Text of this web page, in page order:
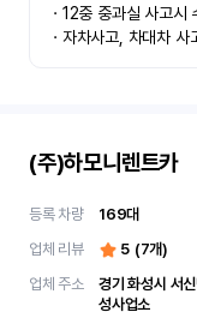
ㆍ12중 중과실 사고
ㆍ자차사고, 차대차
(주)하모니렌트카
등록 차량 169대
업체 리뷰
5 (7개)
업체 주소
경기 화성시 서신면 재안골
성사업소